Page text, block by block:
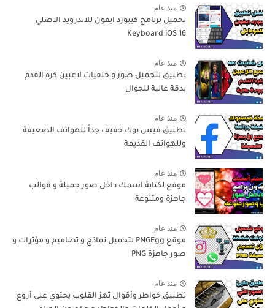
منذ عام
تحميل برنامج كيبورد ايفون للاندرويد الاصلي
Keyboard iOS 16
منذ عام
تطبيق لتحميل صور و خلفيات لاعبين كرة القدم
بدقة عالية للجوال
منذ عام
تطبيق فيس بوك خفيف جداً للهواتف الضعيفة
وللهواتف القديمة
منذ عام
موقع لكتابة اسمك داخل صور جميلة و قوالب
جاهزة ومتنوعة
منذ عام
موقع PNGEgg لتحميل نماذج و تصاميم و مؤثرات و
صور جاهزة PNG
منذ عام
تطبيق خواطر وأقوال تهز القلوب يحتوي على أروع